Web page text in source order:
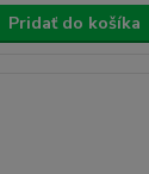
Pridať do košíka